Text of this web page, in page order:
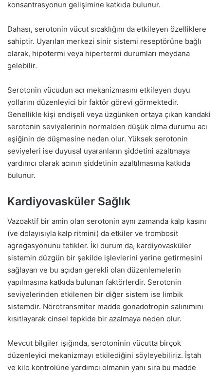
konsantrasyonun gelişimine katkıda bulunur.
Dahası, serotonin vücut sıcaklığını da etkileyen özelliklere
sahiptir. Uyarılan merkezi sinir sistemi reseptörüne bağlı
olarak, hipotermi veya hipertermi durumları meydana
gelebilir.
Serotonin vücudun acı mekanizmasını etkileyen duyu
yollarını düzenleyici bir faktör görevi görmektedir.
Genellikle kişi endişeli veya üzgünken ortaya çıkan kandaki
serotonin seviyelerinin normalden düşük olma durumu acı
eşiğinin de düşmesine neden olur. Yüksek serotonin
seviyeleri ise duyusal uyaranların şiddetini azaltmaya
yardımcı olarak acının şiddetinin azaltılmasına katkıda
bulunur.
Kardiyovasküler Sağlık
Vazoaktif bir amin olan serotonin aynı zamanda kalp kasını
(ve dolayısıyla kalp ritmini) da etkiler ve trombosit
agregasyonunu tetikler. İki durum da, kardiyovasküler
sistemin düzgün bir şekilde işlevlerini yerine getirmesini
sağlayan ve bu açıdan gerekli olan düzenlemelerin
yapılmasına katkıda bulunan faktörlerdir. Serotonin
seviyelerinden etkilenen bir diğer sistem ise limbik
sistemdir. Nörotransmiter madde gonadotropin salınımını
kısıtlayarak cinsel tepkide bir azalmaya neden olur.
Mevcut bilgiler ışığında, serotoninin vücutta birçok
düzenleyici mekanizmayı etkilediğini söyleyebiliriz. İştah
ve kilo kontrolüne yardımcı olmanın yanı sıra bu madde